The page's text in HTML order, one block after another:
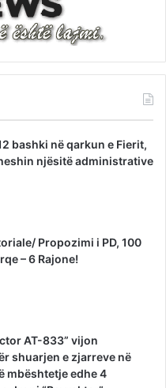
bashki në qarkun e Fierit,
njësitë administrative
Propozimi i PD, 100
– 6 Rajone!
AT-833” vijon
shuarjen e zjarreve në
mbështetje edhe 4